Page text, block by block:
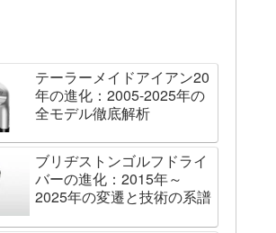
テーラーメイドアイアン20
年の進化：2005-2025年の
全モデル徹底解析
ブリヂストンゴルフドライ
バーの進化：2015年～
2025年の変遷と技術の系譜